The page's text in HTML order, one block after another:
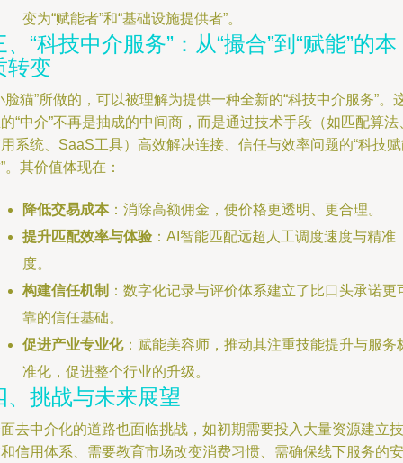
变为“赋能者”和“基础设施提供者”。
、“科技中介服务”：从“撮合”到“赋能”的本
转变
脸猫”所做的，可以被理解为提供一种全新的“科技中介服务”。
“中介”不再是抽成的中间商，而是通过技术手段（如匹配算法
系统、SaaS工具）高效解决连接、信任与效率问题的“科技
。其价值体现在：
降低交易成本：消除高额佣金，使价格更透明、更合理。
提升匹配效率与体验 ：AI智能匹配远超人工调度速度与精准
度。
构建信任机制 ：数字化记录与评价体系建立了比口头承诺更
靠的信任基础。
促进产业专业化：赋能美容师，推动其注重技能提升与服务
准化，促进整个行业的升级。
、挑战与未来展望
去中介化的道路也面临挑战，如初期需要投入大量资源建立技
信用体系、需要教育市场改变消费习惯、需确保线下服务的安